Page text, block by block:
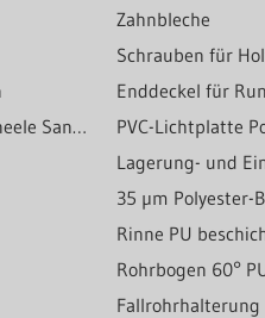
Zahnbleche
Schrauben für
Enddeckel für
Sandwichelemente Sandwichpaneele Sandwichdach online Shop - Preis auf Anfrage
PVC-Lichtplatte
Rinne PU
Rohrbogen 60°
Fallrohrhalterung